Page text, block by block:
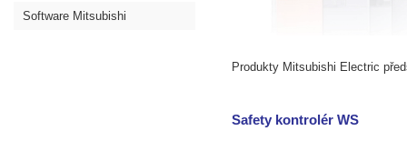
Software Mitsubishi
Produkty Mitsubishi Electric
Safety kontrolér WS